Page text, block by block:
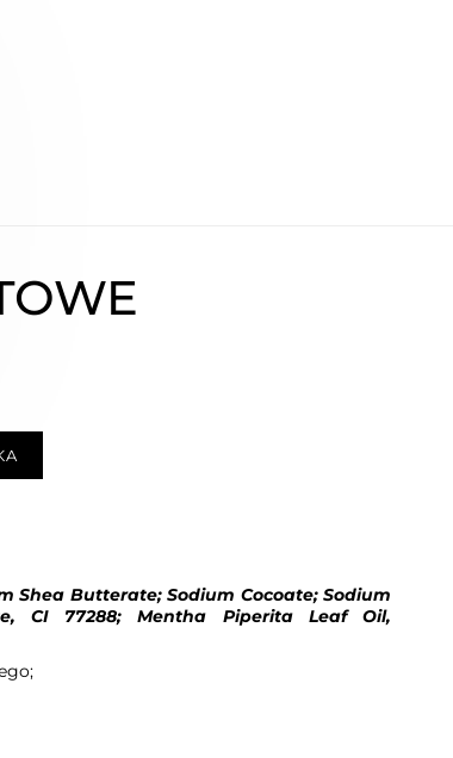
Shea Butterate; Sodium Cocoate; Sodium
CI 77288; Mentha Piperita Leaf Oil,